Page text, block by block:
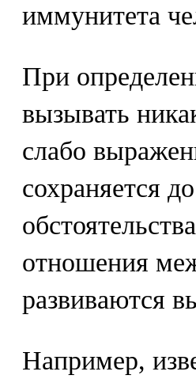
иммунитета
При
вызывать
слабо
сохраняется
отношения
развиваются
Например,